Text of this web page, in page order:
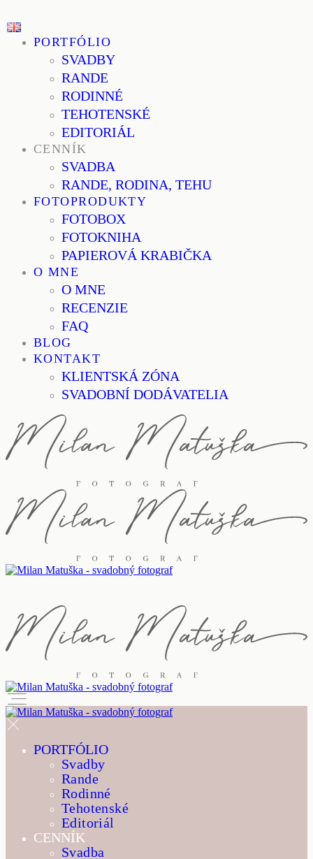
PORTFÓLIO
SVADBY
RANDE
RODINNÉ
TEHOTENSKÉ
EDITORIÁL
CENNÍK
SVADBA
RANDE, RODINA, TEHU
FOTOPRODUKTY
FOTOBOX
FOTOKNIHA
PAPIEROVÁ KRABIČKA
O MNE
O MNE
RECENZIE
FAQ
BLOG
KONTAKT
KLIENTSKÁ ZÓNA
SVADOBNÍ DODÁVATELIA
PORTFÓLIO
Svadby
Rande
Rodinné
Tehotenské
Editoriál
CENNÍK
Svadba